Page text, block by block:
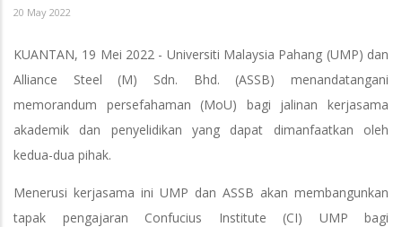
20 May 2022
KUANTAN, 19 Mei 2022 - Universiti Malaysia Pahang (UMP) dan
Alliance Steel (M) Sdn. Bhd. (ASSB) menandatangani
memorandum persefahaman (MoU) bagi jalinan kerjasama
akademik dan penyelidikan yang dapat dimanfaatkan oleh
kedua-dua pihak.
Menerusi kerjasama ini UMP dan ASSB akan membangunkan
tapak pengajaran Confucius Institute (CI) UMP bagi